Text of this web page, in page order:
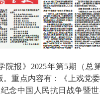
》2025年第5期（总
。重点内容有：《上戏党
念中国人民抗日战争暨